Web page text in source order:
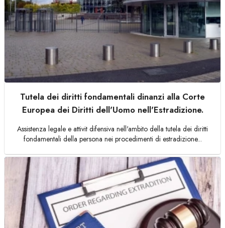
Tutela dei diritti fondamentali dinanzi alla Corte
Europea dei Diritti dell'Uomo nell'Estradizione.
Assistenza legale e attivit difensiva nell'ambito della tutela dei diritti
fondamentali della persona nei procedimenti di estradizione...